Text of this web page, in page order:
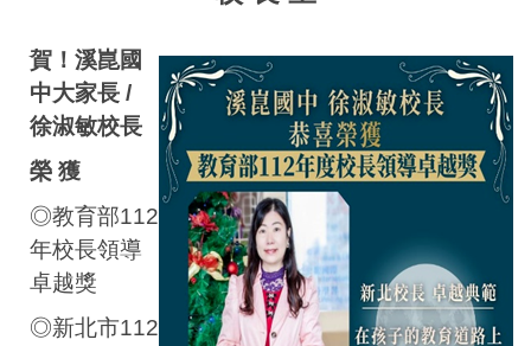
賀！溪崑國
中大家長 /
徐淑敏校長
榮 獲
◎教育部112
年校長領導
卓越獎
◎新北市112